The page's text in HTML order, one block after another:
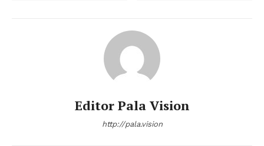
Editor Pala Vision
http://pala.vision